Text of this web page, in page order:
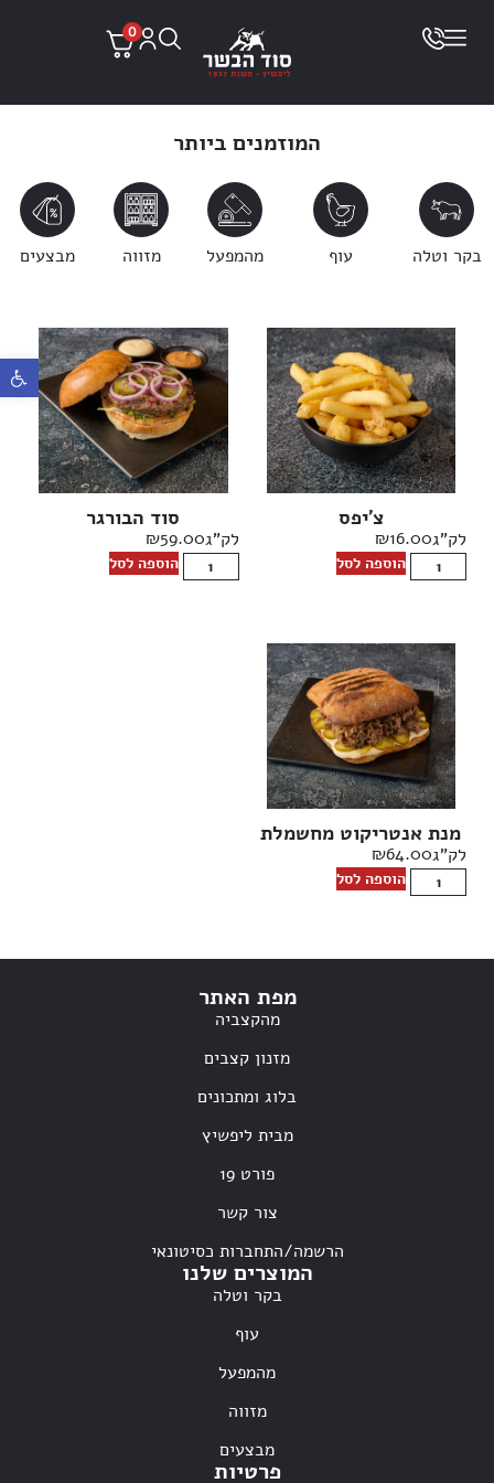
פתח
0
המוזמנים ביותר
בקר וטלה עוף מהמפעל מזווה מבצעים
צ׳יפס
לק"ג ₪16.00
הוספה לסל
סוד הבורגר
לק"ג ₪59.00
הוספה לסל
מנת אנטריקוט מחשמלת
לק"ג ₪64.00
הוספה לסל
מפת האתר
מהקצביה
מזנון קצבים
בלוג ומתכונים
מבית ליפשיץ
פורט 19
צור קשר
הרשמה/התחברות כסיטונאי
המוצרים שלנו
בקר וטלה
עוף
מהמפעל
מזווה
מבצעים
פרטיות